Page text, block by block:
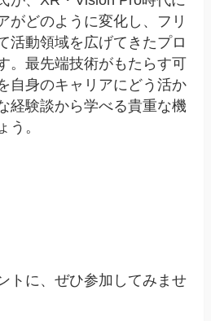
がどのように変化し、フリ
活動領域を広げてきたプロ
。最先端技術がもたらす可
自身のキャリアにどう活か
経験談から学べる貴重な機
う。
トに、ぜひ参加してみませ